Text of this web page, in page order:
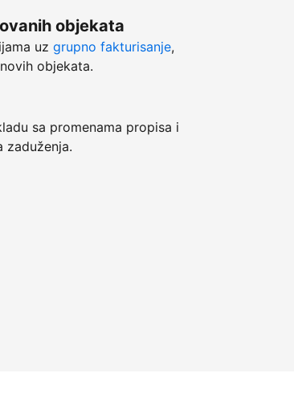
objekata
uz grupno fakturisanje,
novih objekata.
sa promenama propisa i
zaduženja.